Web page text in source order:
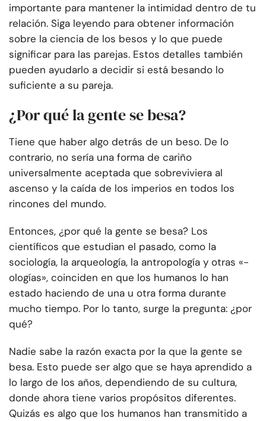
importante para mantener la intimidad dentro de tu
relación. Siga leyendo para obtener información
sobre la ciencia de los besos y lo que puede
significar para las parejas. Estos detalles también
pueden ayudarlo a decidir si está besando lo
suficiente a su pareja.
¿Por qué la gente se besa?
Tiene que haber algo detrás de un beso. De lo
contrario, no sería una forma de cariño
universalmente aceptada que sobreviviera al
ascenso y la caída de los imperios en todos los
rincones del mundo.
Entonces, ¿por qué la gente se besa? Los
científicos que estudian el pasado, como la
sociología, la arqueología, la antropología y otras «-
ologías», coinciden en que los humanos lo han
estado haciendo de una u otra forma durante
mucho tiempo. Por lo tanto, surge la pregunta: ¿por
qué?
Nadie sabe la razón exacta por la que la gente se
besa. Esto puede ser algo que se haya aprendido a
lo largo de los años, dependiendo de su cultura,
donde ahora tiene varios propósitos diferentes.
Quizás es algo que los humanos han transmitido a